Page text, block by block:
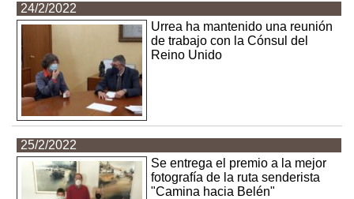
24/2/2022
Urrea ha mantenido una reunión
de trabajo con la Cónsul del
Reino Unido
25/2/2022
Se entrega el premio a la mejor
fotografía de la ruta senderista
"Camina hacia Belén"